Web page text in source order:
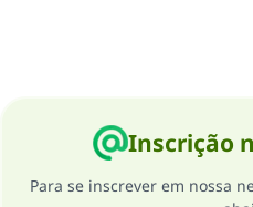
Inscrição
Para se inscrever em nossa